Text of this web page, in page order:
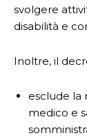
svolgere
disabilità e
Inoltre, il
esclude la
medico e